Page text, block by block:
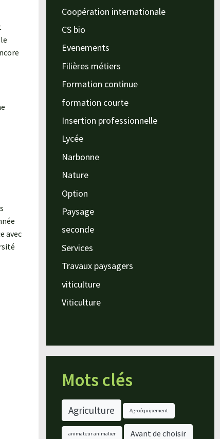
avec
Coopération internationale
CS bio
Evenements
Filières métiers
Formation continue
formation courte
Insertion professionnelle
Lycée
Narbonne
Nature
Option
Paysage
seconde
Services
Travaux paysagers
viticulture
Viticulture
Mots clés
Agriculture Agroéquipement
animateur animalier Avant de choisir